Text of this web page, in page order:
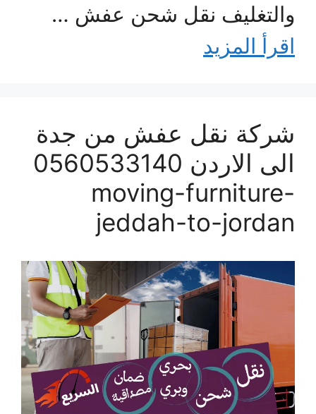
والتغليف نقل شحن عفش …
اقرأ المزيد
شركة نقل عفش من جدة
الى الاردن 0560533140
moving-furniture-
jeddah-to-jordan